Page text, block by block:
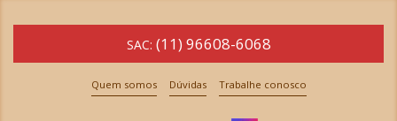
SAC: (11) 96608-6068
Quem somos Dúvidas Trabalhe conosco